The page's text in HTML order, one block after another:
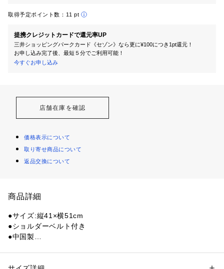
取得予定ポイント数： 11 pt
提携クレジットカードで還元率UP
三井ショッピングパークカード《セゾン》なら更に¥100につき1pt還元！
お申し込み完了後、最短５分でご利用可能！
今すぐお申し込み
店舗在庫を確認
価格表示について
取り寄せ商品について
返品交換について
商品詳細
●サイズ:縦41×横51cm
●ショルダーベルト付き
●中国製